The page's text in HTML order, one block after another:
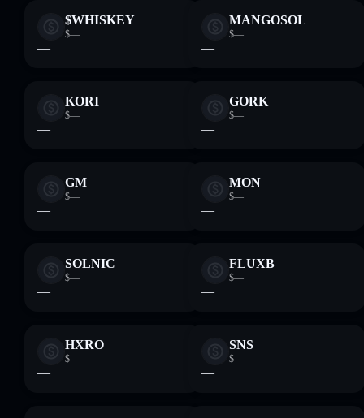
$WHISKEY
$—
—
MANGOSOL
$—
—
KORI
$—
—
GORK
$—
—
GM
$—
—
MON
$—
—
SOLNIC
$—
—
FLUXB
$—
—
HXRO
$—
—
SNS
$—
—